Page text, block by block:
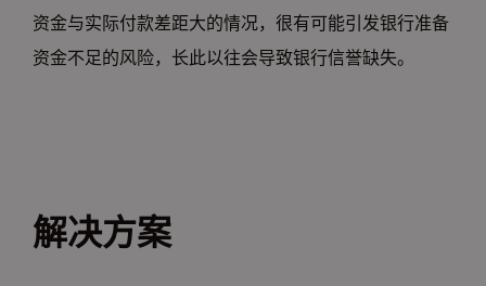
资金与实际付款差距大的情况，很有可能引发银行准备
资金不足的风险，长此以往会导致银行信誉缺失。
解决方案